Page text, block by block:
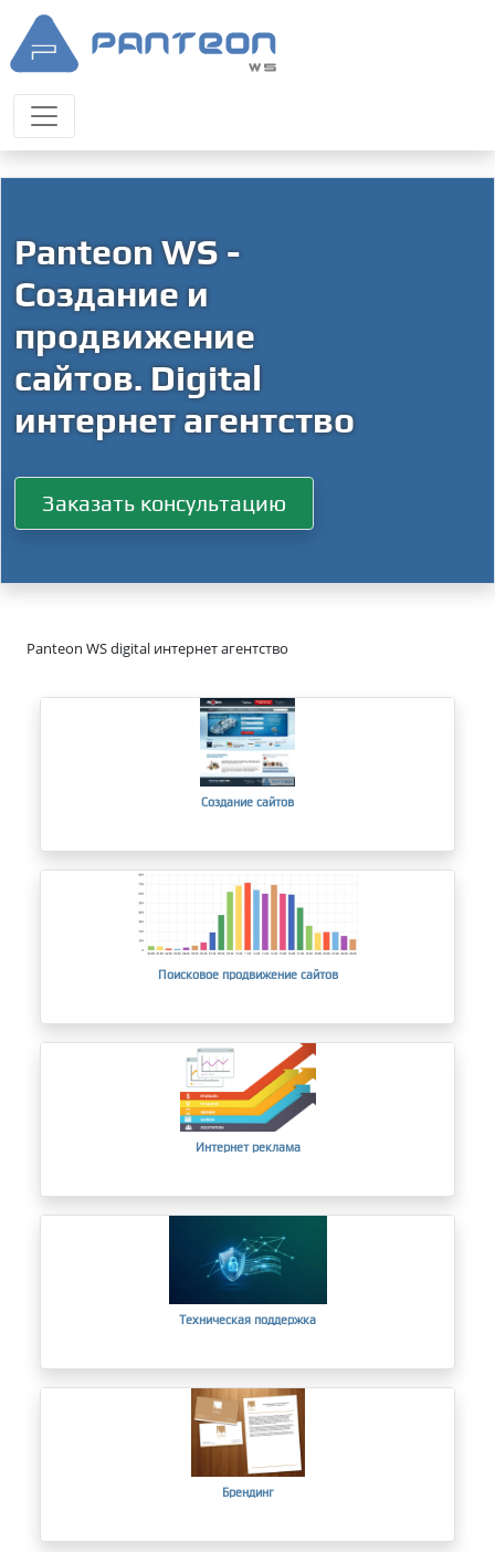
Panteon WS -
Создание и
продвижение
сайтов. Digital
интернет агентство
Заказать консультацию
Panteon WS digital интернет агентство
Создание сайтов
Поисковое продвижение сайтов
Интернет реклама
Техническая поддержка
Брендинг